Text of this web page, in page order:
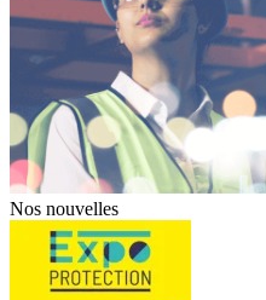
Nos nouvelles